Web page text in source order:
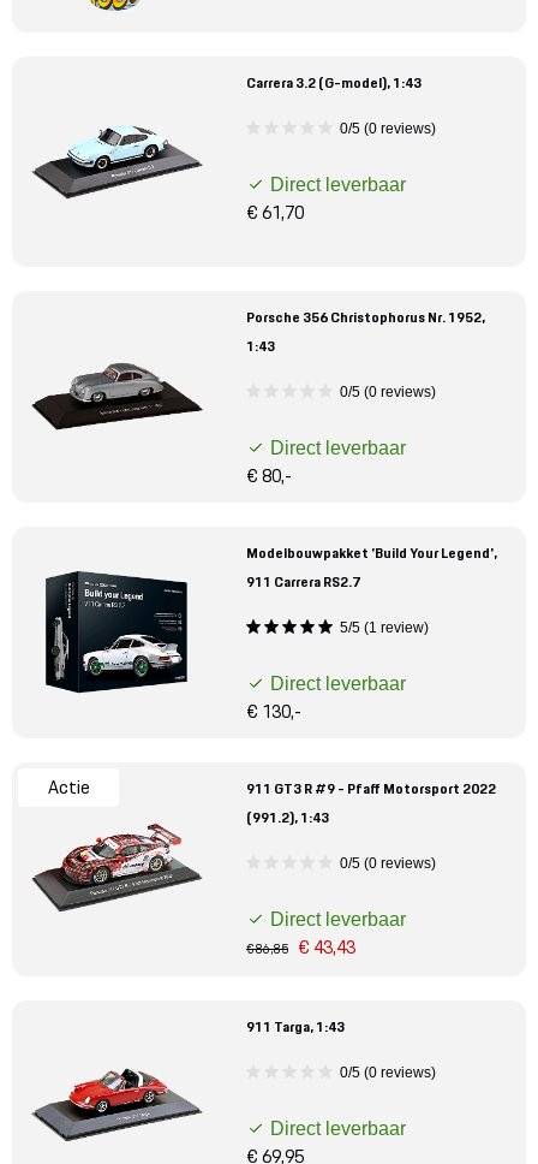
Carrera 3.2 (G-model), 1:43
0/5 (0 reviews)
Direct leverbaar
€ 61,70
Porsche 356 Christophorus Nr. 1952,
1:43
0/5 (0 reviews)
Direct leverbaar
€ 80,-
Modelbouwpakket 'Build Your Legend',
911 Carrera RS2.7
5/5 (1 review)
Direct leverbaar
€ 130,-
Actie
911 GT3 R #9 - Pfaff Motorsport 2022
(991.2), 1:43
0/5 (0 reviews)
Direct leverbaar
€ 86,85 € 43,43
911 Targa, 1:43
0/5 (0 reviews)
Direct leverbaar
€ 69,95